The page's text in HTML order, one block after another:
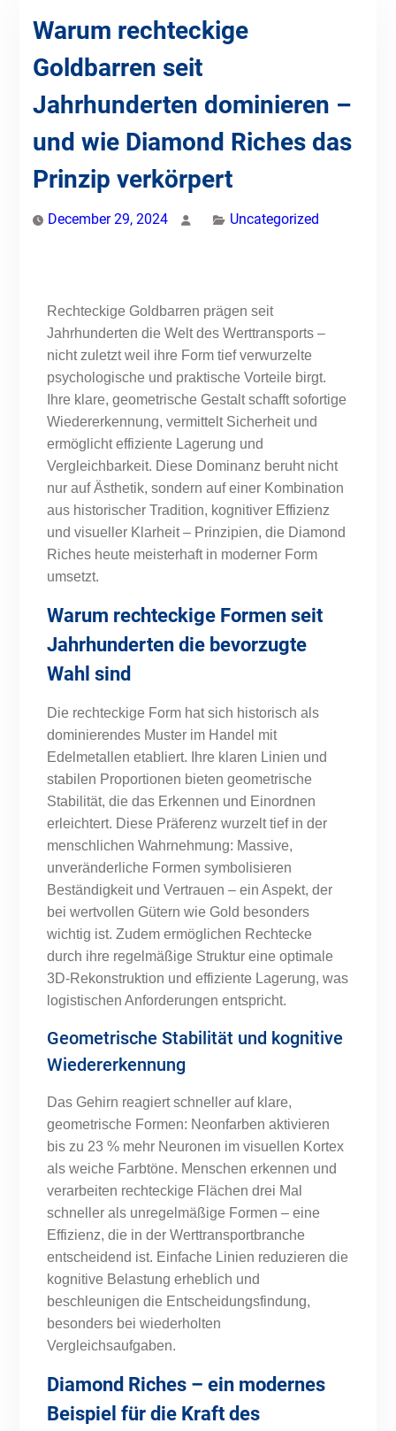
Warum rechteckige
Goldbarren seit
Jahrhunderten dominieren –
und wie Diamond Riches das
Prinzip verkörpert
December 29, 2024 Uncategorized
Rechteckige Goldbarren prägen seit
Jahrhunderten die Welt des Werttransports –
nicht zuletzt weil ihre Form tief verwurzelte
psychologische und praktische Vorteile birgt.
Ihre klare, geometrische Gestalt schafft sofortige
Wiedererkennung, vermittelt Sicherheit und
ermöglicht effiziente Lagerung und
Vergleichbarkeit. Diese Dominanz beruht nicht
nur auf Ästhetik, sondern auf einer Kombination
aus historischer Tradition, kognitiver Effizienz
und visueller Klarheit – Prinzipien, die Diamond
Riches heute meisterhaft in moderner Form
umsetzt.
Warum rechteckige Formen seit
Jahrhunderten die bevorzugte
Wahl sind
Die rechteckige Form hat sich historisch als
dominierendes Muster im Handel mit
Edelmetallen etabliert. Ihre klaren Linien und
stabilen Proportionen bieten geometrische
Stabilität, die das Erkennen und Einordnen
erleichtert. Diese Präferenz wurzelt tief in der
menschlichen Wahrnehmung: Massive,
unveränderliche Formen symbolisieren
Beständigkeit und Vertrauen – ein Aspekt, der
bei wertvollen Gütern wie Gold besonders
wichtig ist. Zudem ermöglichen Rechtecke
durch ihre regelmäßige Struktur eine optimale
3D-Rekonstruktion und effiziente Lagerung, was
logistischen Anforderungen entspricht.
Geometrische Stabilität und kognitive
Wiedererkennung
Das Gehirn reagiert schneller auf klare,
geometrische Formen: Neonfarben aktivieren
bis zu 23 % mehr Neuronen im visuellen Kortex
als weiche Farbtöne. Menschen erkennen und
verarbeiten rechteckige Flächen drei Mal
schneller als unregelmäßige Formen – eine
Effizienz, die in der Werttransportbranche
entscheidend ist. Einfache Linien reduzieren die
kognitive Belastung erheblich und
beschleunigen die Entscheidungsfindung,
besonders bei wiederholten
Vergleichsaufgaben.
Diamond Riches – ein modernes
Beispiel für die Kraft des